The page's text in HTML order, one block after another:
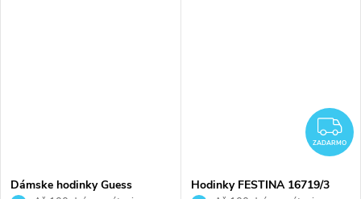
Dámske hodinky Guess
ZADARMO
Hodinky FESTINA 16719/3